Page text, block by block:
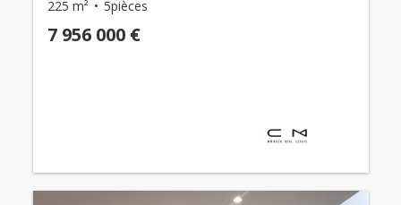
225 m² 5pièces
7 956 000 €